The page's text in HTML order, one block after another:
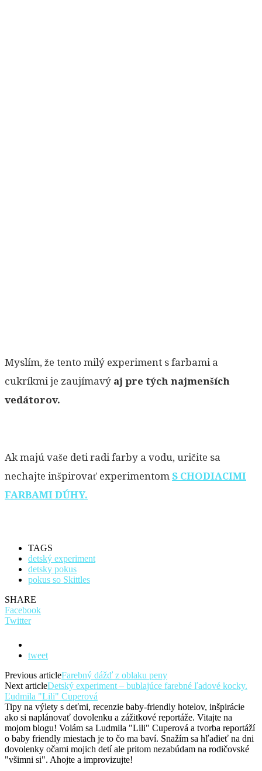
Myslím, že tento milý experiment s farbami a
cukríkmi je zaujímavý aj pre tých najmenších
vedátorov.
Ak majú vaše deti radi farby a vodu, uričite sa
nechajte inšpirovať experimentom S CHODIACIMI
FARBAMI DÚHY.
TAGS
detský experiment
detsky pokus
pokus so Skittles
SHARE
Facebook
Twitter
tweet
Previous articleFarebný dážď z oblaku peny
Next articleDetský experiment – bublajúce farebné ľadové kocky.
Ľudmila "Lili" Cuperová
Tipy na výlety s deťmi, recenzie baby-friendly hotelov, inšpirácie
ako si naplánovať dovolenku a zážitkové reportáže. Vitajte na
mojom blogu! Volám sa Ludmila "Lili" Cuperová a tvorba reportáží
o baby friendly miestach je to čo ma baví. Snažím sa hľadieť na dni
dovolenky očami mojich detí ale pritom nezabúdam na rodičovské
"všimni si". Ahojte a improvizujte!